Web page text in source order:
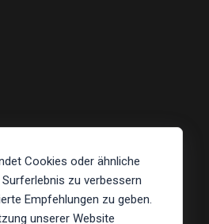
Cookies oder ähnliche
zu verbessern
Empfehlungen zu geben.
unserer Website